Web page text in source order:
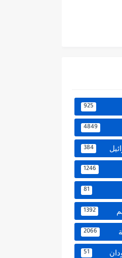
925
4849
384
1246
81
1392
2066
51